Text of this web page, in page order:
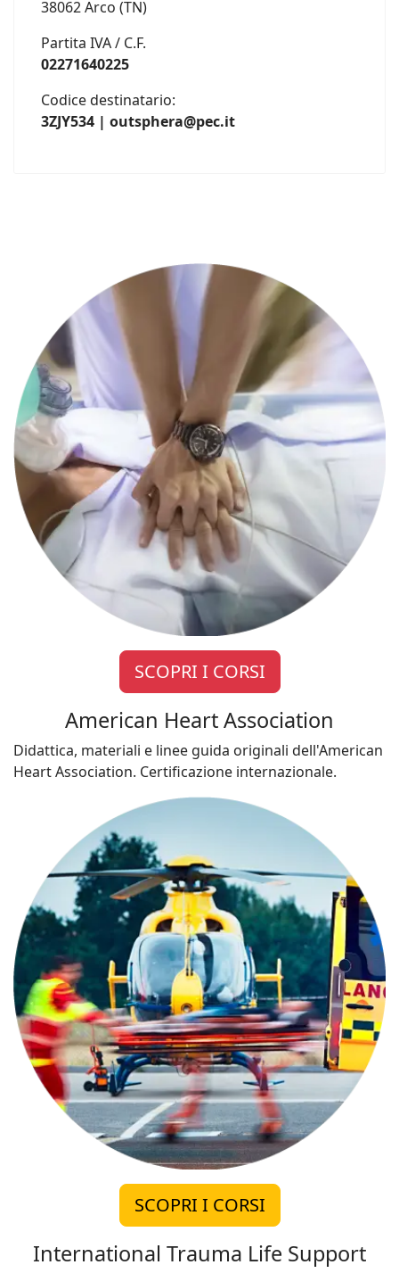
38062 Arco (TN)
Partita IVA / C.F.
02271640225
Codice destinatario:
3ZJY534 | outsphera@pec.it
SCOPRI I CORSI
American Heart Association
Didattica, materiali e linee guida originali dell'American
Heart Association. Certificazione internazionale.
SCOPRI I CORSI
International Trauma Life Support